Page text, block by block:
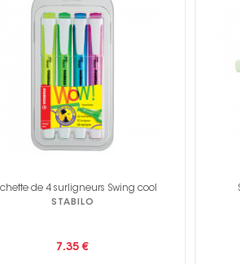
Surligneur - Swing cool - Jaune
STABILO
1.99 €